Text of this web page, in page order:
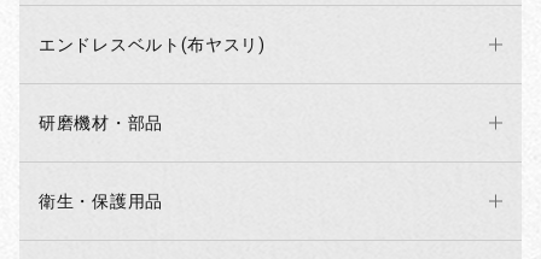
エンドレスベルト(布ヤスリ)
研磨機材・部品
衛生・保護用品